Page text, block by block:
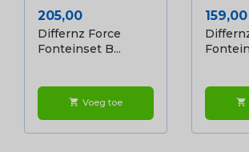
Prijs
205,00
Differnz Force
Fonteinset B...
shopping_cart Voeg toe
Prijs
159,00
shopping_cart